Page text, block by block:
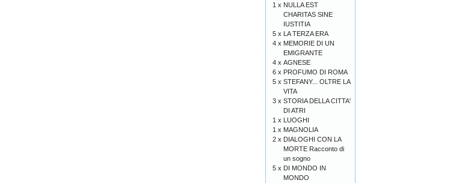
1 x NULLA EST
CHARITAS SINE
IUSTITIA
5 x LA TERZA ERA
4 x MEMORIE DI UN
EMIGRANTE
4 x AGNESE
6 x PROFUMO DI ROMA
5 x STEFANY... OLTRE LA
VITA
3 x STORIA DELLA CITTA'
DI ATRI
1 x LUOGHI
1 x MAGNOLIA
2 x DIALOGHI CON LA
MORTE Racconto di
un sogno
5 x DI MONDO IN
MONDO